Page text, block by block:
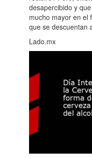
desapercibido y
mucho mayor en el
que se descuentan
Lado.mx